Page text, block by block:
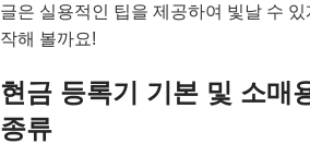
글은 실용적인 팁을 제공하여 빛날 수 있
작해 볼까요!
현금 등록기 기본 및 소매
종류